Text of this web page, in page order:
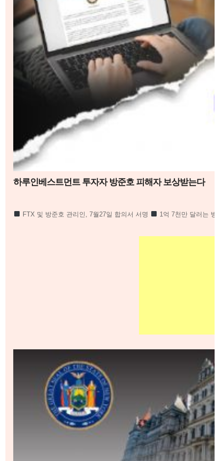
하루인베스트먼트 투자자 방준호 피해자 보상받는다
FTX 및 방준호 관리인, 7월27일 합의서 서명
1억 7천만 달러는